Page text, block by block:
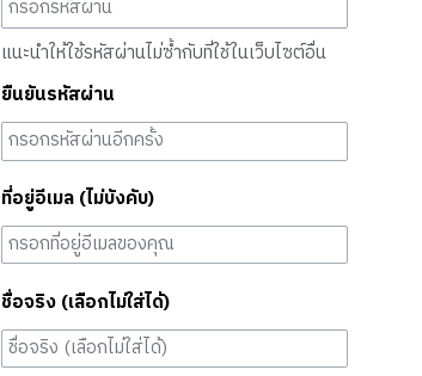
แนะนำให้ใช้รหัสผ่านไม่ซ้ำกับที่ใช้ในเว็บไซต์อื่น
ยืนยันรหัสผ่าน
ที่อยู่อีเมล (ไม่บังคับ)
ชื่อจริง (เลือกไม่ใส่ได้)